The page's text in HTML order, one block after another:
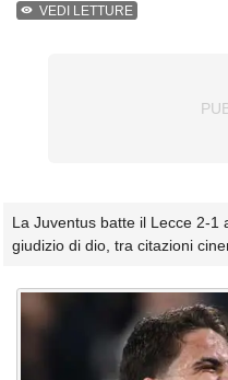
VEDI LETTURE
La Juventus batte il Lecce 2-1
giudizio di dio, tra citazioni